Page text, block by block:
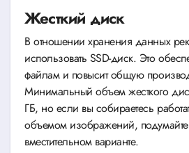
Жесткий диск
В отношении хранения данных
использовать SSD-диск. Это
файлам и повысит общую
Минимальный объем жесткого
ГБ, но если вы собираетесь
объемом изображений,
вместительном варианте.